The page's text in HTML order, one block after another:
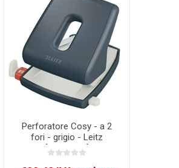
Perforatore Cosy - a 2
fori - grigio - Leitz
[50040089]